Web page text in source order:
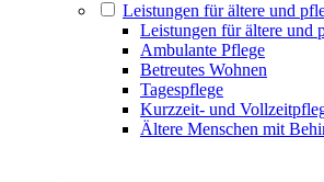
Leistungen für ältere und
Leistungen für ältere und
Ambulante Pflege
Betreutes Wohnen
Tagespflege
Kurzzeit- und
Ältere Menschen mit